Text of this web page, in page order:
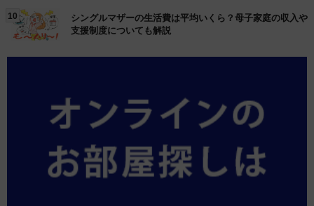
10
シングルマザーの生活費は平均いくら？母子家庭の収入や
支援制度についても解説